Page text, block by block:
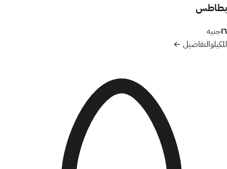
بطاطس
١٦جنيه
للكيلوالتفاصيل ←